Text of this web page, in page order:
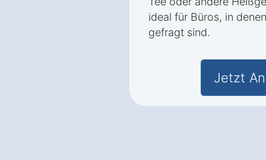
ideal für Büros, in
gefragt sind.
Jetzt